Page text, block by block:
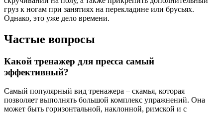
груз к ногам при занятиях на перекладине или брусьях.
Однако, это уже дело времени.
Частые вопросы
Какой тренажер для пресса самый
эффективный?
Самый популярный вид тренажера – скамья, которая
позволяет выполнять большой комплекс упражнений. Она
может быть горизонтальной, наклонной, римской и с